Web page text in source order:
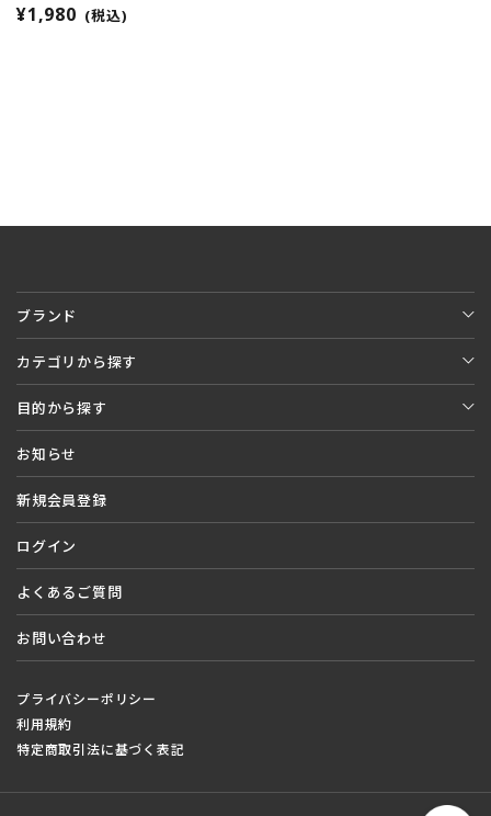
¥1,980 (税込)
ブランド
カテゴリから探す
目的から探す
お知らせ
新規会員登録
ログイン
よくあるご質問
お問い合わせ
プライバシーポリシー
利用規約
特定商取引法に基づく表記